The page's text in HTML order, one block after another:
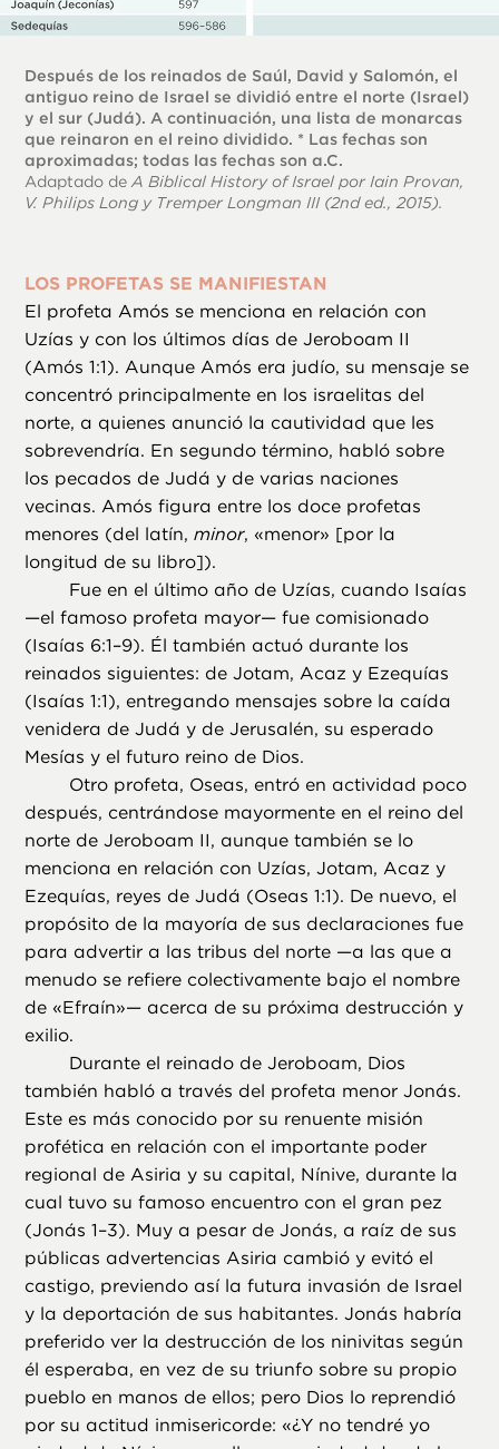
Después de los reinados de Saúl, David y Salomón, el
antiguo reino de Israel se dividió entre el norte (Israel)
y el sur (Judá). A continuación, una lista de monarcas
que reinaron en el reino dividido. * Las fechas son
aproximadas; todas las fechas son a.C.
Adaptado deA Biblical History of Israelpor Iain Provan,
V. Philips Long y Tremper Longman III (2nd ed., 2015).
LOS PROFETAS SE MANIFIESTAN
El profeta Amós se menciona en relación con
Uzías y con los últimos días de Jeroboam II
(Amós 1:1). Aunque Amós era judío, su mensaje se
concentró principalmente en los israelitas del
norte, a quienes anunció la cautividad que les
sobrevendría. En segundo término, habló sobre
los pecados de Judá y de varias naciones
vecinas. Amós figura entre los doce profetas
menores (del latín,minor, «menor» [por la
longitud de su libro]).
Fue en el último año de Uzías, cuando Isaías
—el famoso profeta mayor— fue comisionado
(Isaías 6:1–9). Él también actuó durante los
reinados siguientes: de Jotam, Acaz y Ezequías
(Isaías 1:1), entregando mensajes sobre la caída
venidera de Judá y de Jerusalén, su esperado
Mesías y el futuro reino de Dios.
Otro profeta, Oseas, entró en actividad poco
después, centrándose mayormente en el reino del
norte de Jeroboam II, aunque también se lo
menciona en relación con Uzías, Jotam, Acaz y
Ezequías, reyes de Judá (Oseas 1:1). De nuevo, el
propósito de la mayoría de sus declaraciones fue
para advertir a las tribus del norte —a las que a
menudo se refiere colectivamente bajo el nombre
de «Efraín»— acerca de su próxima destrucción y
exilio.
Durante el reinado de Jeroboam, Dios
también habló a través del profeta menor Jonás.
Este es más conocido por su renuente misión
profética en relación con el importante poder
regional de Asiria y su capital, Nínive, durante la
cual tuvo su famoso encuentro con el gran pez
(Jonás 1–3). Muy a pesar de Jonás, a raíz de sus
públicas advertencias Asiria cambió y evitó el
castigo, previendo así la futura invasión de Israel
y la deportación de sus habitantes. Jonás habría
preferido ver la destrucción de los ninivitas según
él esperaba, en vez de su triunfo sobre su propio
pueblo en manos de ellos; pero Dios lo reprendió
por su actitud inmisericorde: «¿Y no tendré yo